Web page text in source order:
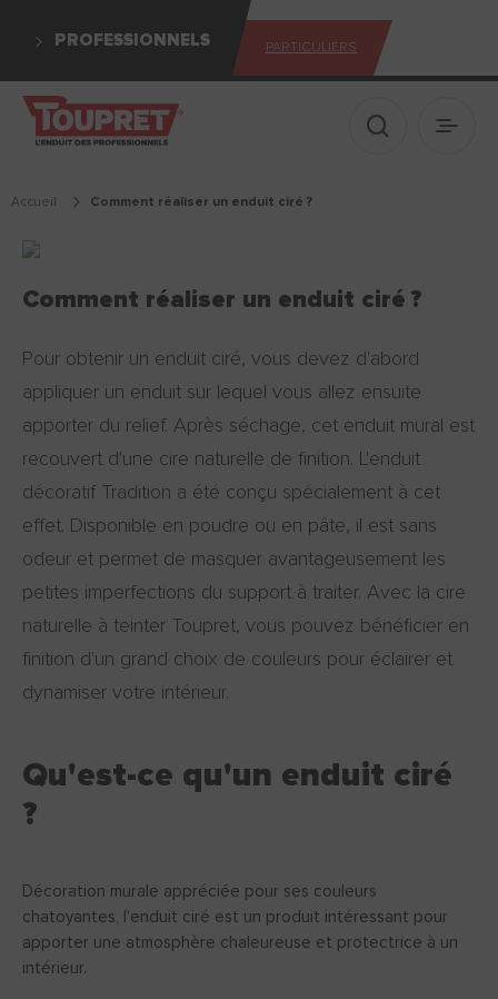
PROFESSIONNELS PARTICULIERS
Afficher le
Accueil comment réaliser un enduit ciré ?
Comment réaliser un enduit ciré ?
Pour obtenir un enduit ciré, vous devez d'abord
appliquer un enduit sur lequel vous allez ensuite
apporter du relief. Après séchage, cet enduit mural est
recouvert d'une cire naturelle de finition. L'enduit
décoratif Tradition a été conçu spécialement à cet
effet. Disponible en poudre ou en pâte, il est sans
odeur et permet de masquer avantageusement les
petites imperfections du support à traiter. Avec la cire
naturelle à teinter Toupret, vous pouvez bénéficier en
finition d'un grand choix de couleurs pour éclairer et
dynamiser votre intérieur.
Qu'est-ce qu'un enduit ciré
?
Décoration murale appréciée pour ses couleurs
chatoyantes, l'enduit ciré est un produit intéressant pour
apporter une atmosphère chaleureuse et protectrice à un
intérieur.